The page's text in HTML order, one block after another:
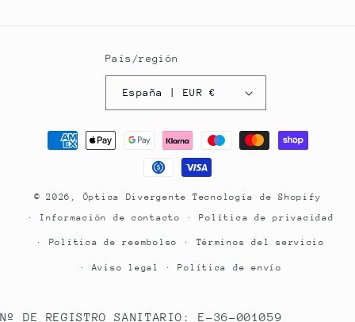
País/región
España | EUR €
Formas
© 2026,Óptica Divergente
Tecnología de Shopify
Información de contacto
Política de privacidad
Política de reembolso Términos del servicio
Aviso legal Política de envío
Nº DE REGISTRO SANITARIO: E-36-001059